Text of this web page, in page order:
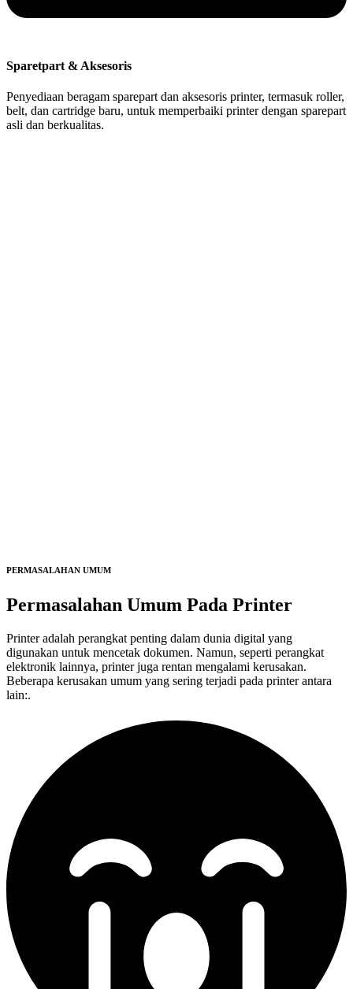
Sparetpart & Aksesoris
Penyediaan beragam sparepart dan aksesoris printer, termasuk roller,
belt, dan cartridge baru, untuk memperbaiki printer dengan sparepart
asli dan berkualitas.
PERMASALAHAN UMUM
Permasalahan Umum Pada Printer
Printer adalah perangkat penting dalam dunia digital yang
digunakan untuk mencetak dokumen. Namun, seperti perangkat
elektronik lainnya, printer juga rentan mengalami kerusakan.
Beberapa kerusakan umum yang sering terjadi pada printer antara
lain:.